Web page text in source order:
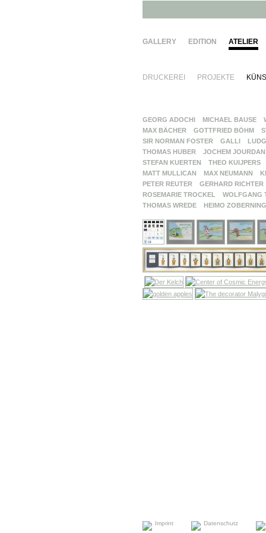
GALLERY EDITION ATELIER
DRUCKEREI PROJEKTE
GEORG ADOCHI MICHAEL BAUSE
MAX BÄCHER
GOTTFRIED BÖHM
SIR NORMAN FOSTER
GALLI
THOMAS HUBER
JOCHEM JOURDAN
STEFAN KUERTEN
THEO KUIJPERS
MATT MULLICAN
MAX NEUMANN
PETER REUTER
GERHARD RICHTER
ROSEMARIE TROCKEL
WOLFGANG
THOMAS WREDE
HEIMO ZOBERNING
Imprint Datenschutz